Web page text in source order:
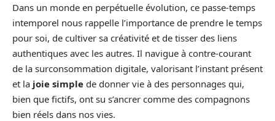
Dans un monde en perpétuelle évolution, ce passe-temps
intemporel nous rappelle l’importance de prendre le temps
pour soi, de cultiver sa créativité et de tisser des liens
authentiques avec les autres. Il navigue à contre-courant
de la surconsommation digitale, valorisant l’instant présent
et la joie simple de donner vie à des personnages qui,
bien que fictifs, ont su s’ancrer comme des compagnons
bien réels dans nos vies.